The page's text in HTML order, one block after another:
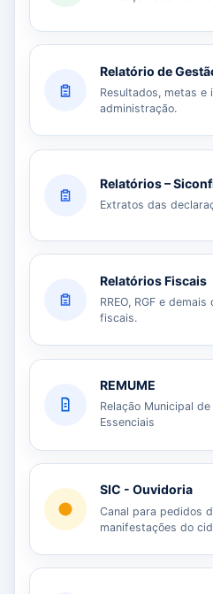
Relatório de
Resultados, metas e
administração.
Relatórios –
Extratos das
Relatórios Fiscais
RREO, RGF e
fiscais.
REMUME
Relação Municipal
Essenciais
SIC - Ouvidoria
Canal para pedidos
manifestações do